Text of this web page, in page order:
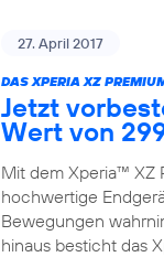
27. April 2017
DAS XPERIA XZ
Jetzt
Wert von
Mit dem Xperia™ XZ
hochwertige
Bewegungen
hinaus besticht das